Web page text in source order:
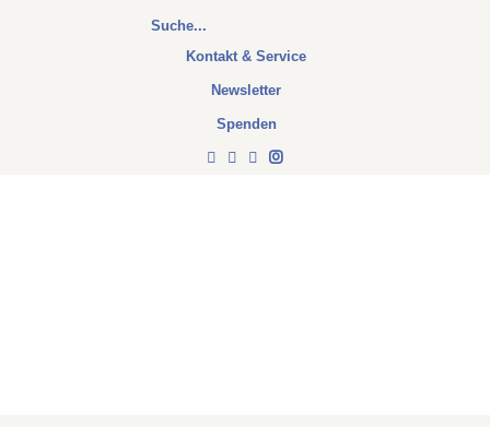
Kontakt & Service
Newsletter
Spenden